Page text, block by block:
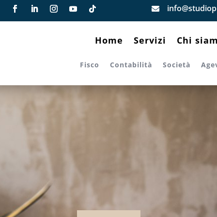

Home Servizi Chi
Fisco Contabilità Società